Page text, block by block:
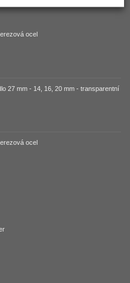
ocel
27 mm - 14, 16, 20 mm - transparentní
ocel